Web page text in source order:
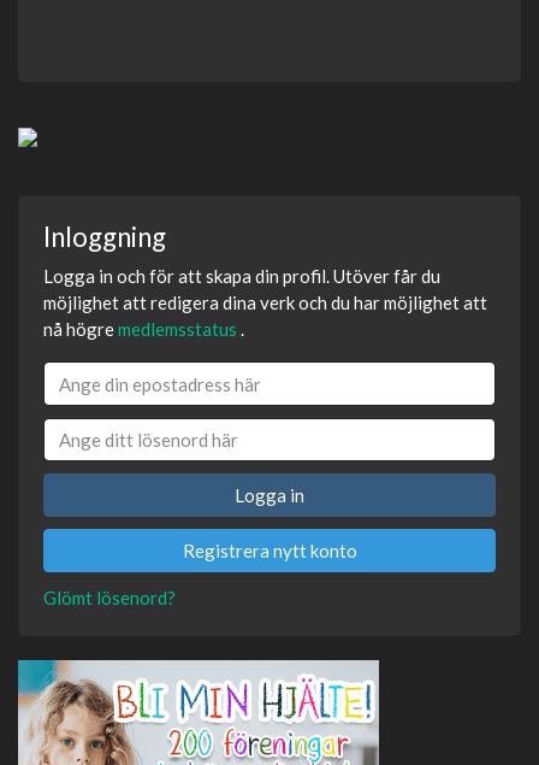
Inloggning
Logga in och för att skapa din profil. Utöver får du
möjlighet att redigera dina verk och du har möjlighet att
nå högremedlemsstatus .
Logga in
Registrera nytt konto
Glömt lösenord?